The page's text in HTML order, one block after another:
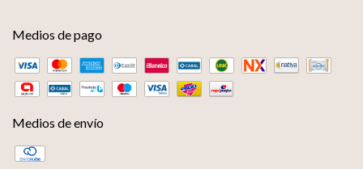
Medios de pago
Medios de envío